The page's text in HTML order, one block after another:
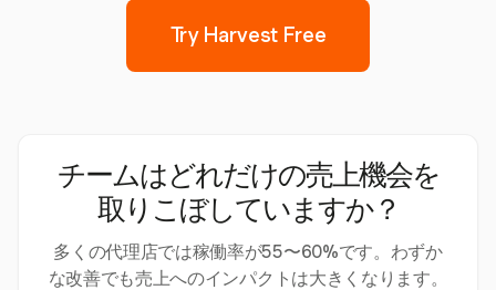
Try Harvest Free
チームはどれだけの売上機会を
取りこぼしていますか？
多くの代理店では稼働率が55〜60%です。わずか
な改善でも売上へのインパクトは大きくなります。